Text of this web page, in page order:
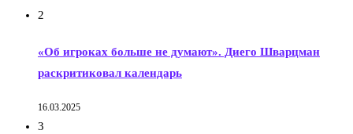
2
«Об игроках больше не думают». Диего Шварцман
раскритиковал календарь
16.03.2025
3